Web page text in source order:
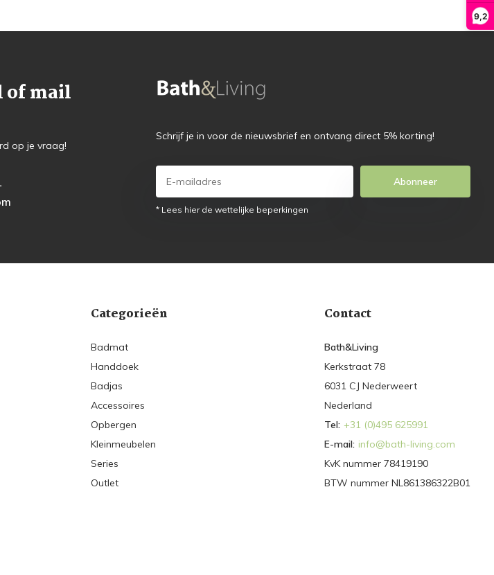
9,2
of mail
op je vraag!
Schrijf je in voor de nieuwsbrief en ontvang direct 5% korting!
Abonneer
* Lees hier de wettelijke beperkingen
Categorieën
Badmat
Handdoek
Badjas
Accessoires
Opbergen
Kleinmeubelen
Series
Outlet
Contact
Bath&Living
Kerkstraat 78
6031 CJ Nederweert
Nederland
Tel: +31 (0)495 625991
E-mail: info@bath-living.com
KvK nummer 78419190
BTW nummer NL861386322B01